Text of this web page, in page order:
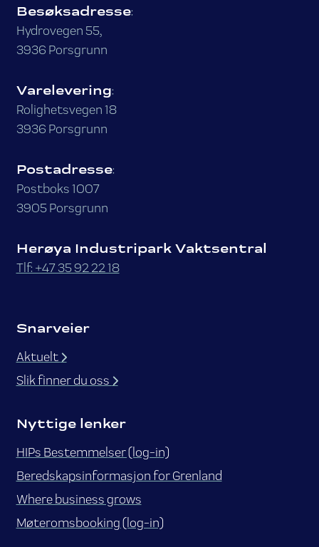
Besøksadresse:
Hydrovegen 55,
3936 Porsgrunn
Varelevering:
Rolighetsvegen 18
3936 Porsgrunn
Postadresse:
Postboks 1007
3905 Porsgrunn
Herøya Industripark Vaktsentral
Tlf: +47 35 92 22 18
Snarveier
Aktuelt
Slik finner du oss
Nyttige lenker
HIPs Bestemmelser (log-in)
Beredskapsinformasjon for Grenland
Where business grows
Møteromsbooking (log-in)